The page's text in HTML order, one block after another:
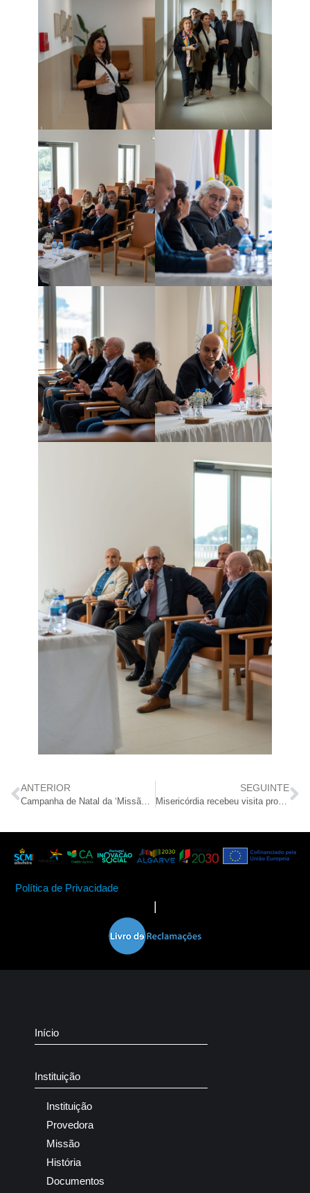
ANTERIOR
Campanha de Natal da ‘Missão Continente’ apoia a Misericórdia de Albufeira
SEGUINTE
Misericórdia recebeu visita protocolar do governador Rotário do Distrito 1960
Política de Privacidade
Início
Instituição
Instituição
Provedora
Missão
História
Documentos